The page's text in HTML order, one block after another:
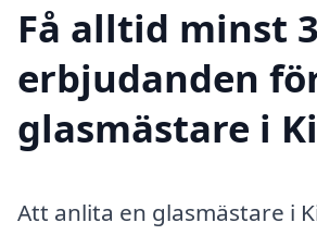
Få alltid minst 3
erbjudanden
glasmästare i
Att anlita en glasmästare i